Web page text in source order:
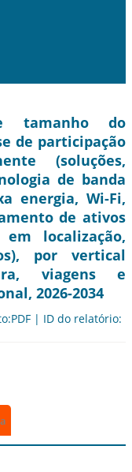
tamanho do
de participação
(soluções,
de banda
energia, Wi-Fi,
de ativos
localização,
por vertical
viagens e
2026-2034
| ID do relatório: